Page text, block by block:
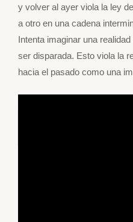
y volver al ayer viola la ley
a otro en una cadena
Intenta imaginar una
ser disparada. Esto viola la
hacia el pasado como una